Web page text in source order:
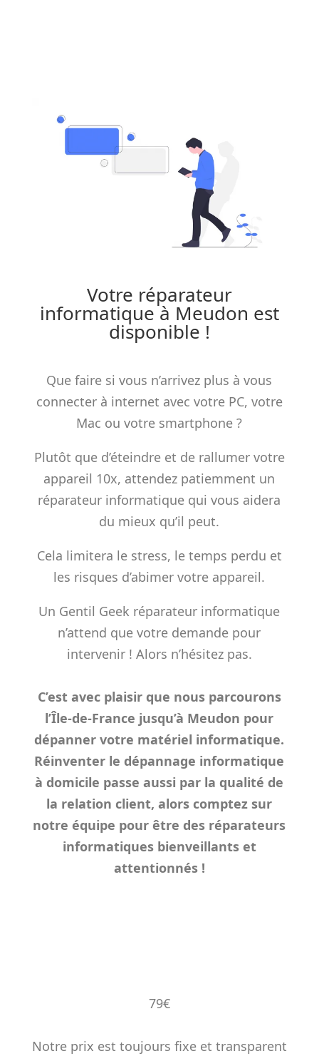
Votre réparateur
informatique à Meudon est
disponible !
Que faire si vous n’arrivez plus à vous
connecter à internet avec votre PC, votre
Mac ou votre smartphone ?
Plutôt que d’éteindre et de rallumer votre
appareil 10x, attendez patiemment un
réparateur informatique qui vous aidera
du mieux qu’il peut.
Cela limitera le stress, le temps perdu et
les risques d’abimer votre appareil.
Un Gentil Geek réparateur informatique
n’attend que votre demande pour
intervenir ! Alors n’hésitez pas.
C’est avec plaisir que nous parcourons
l’Île-de-France jusqu’à Meudon pour
dépanner votre matériel informatique.
Réinventer le dépannage informatique
à domicile passe aussi par la qualité de
la relation client, alors comptez sur
notre équipe pour être des réparateurs
informatiques bienveillants et
attentionnés !
79€
Notre prix est toujours fixe et transparent